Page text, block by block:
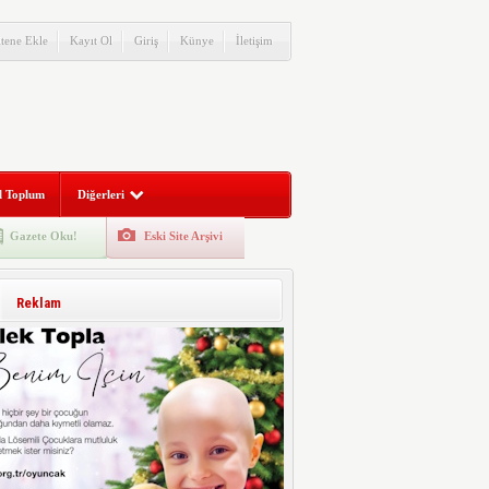
Ekle Kayıt Ol Giriş Künye İletişim
Toplum Diğerleri
Gazete Oku! Eski Site Arşivi
Reklam